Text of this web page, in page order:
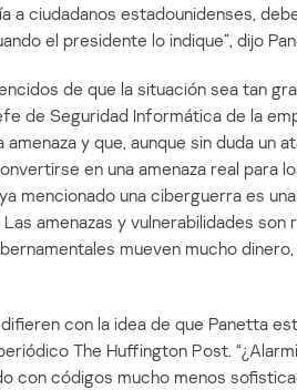
a ciudadanos estadounidenses,
el presidente lo indique”, dijo
de que la situación sea tan
de Seguridad Informática de la
amenaza y que, aunque sin duda un
en una amenaza real para
mencionado una ciberguerra es
amenazas y vulnerabilidades son
mueven mucho
con la idea de que Panetta
The Huffington Post.
con códigos mucho menos